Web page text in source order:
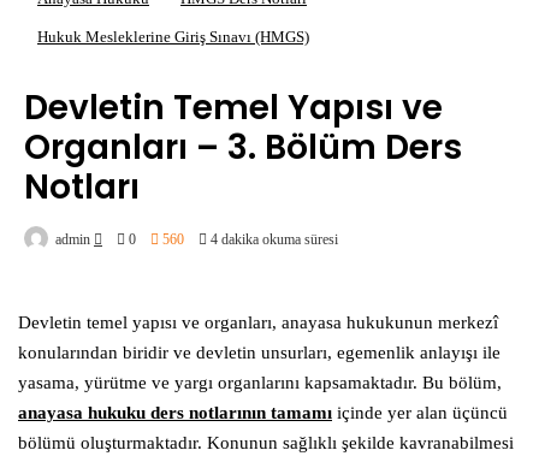
Hukuk Mesleklerine Giriş Sınavı (HMGS)
Devletin Temel Yapısı ve
Organları – 3. Bölüm Ders
Notları
admin
Bir
göndermek
0 560 4 dakika okuma süresi
Devletin temel yapısı ve organları, anayasa hukukunun merkezî
konularından biridir ve devletin unsurları, egemenlik anlayışı ile
yasama, yürütme ve yargı organlarını kapsamaktadır. Bu bölüm,
anayasa hukuku ders notlarının tamamı içinde yer alan üçüncü
bölümü oluşturmaktadır. Konunun sağlıklı şekilde kavranabilmesi